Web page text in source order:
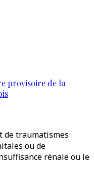
provisoire de la
de traumatismes
ou de
rénale ou le